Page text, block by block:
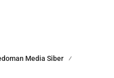
Media Siber